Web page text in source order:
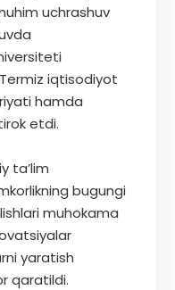
uchrashuv
iqtisodiyot
hamda
etdi.
ta’lim
bugungi
muhokama
yaratish
qaratildi.